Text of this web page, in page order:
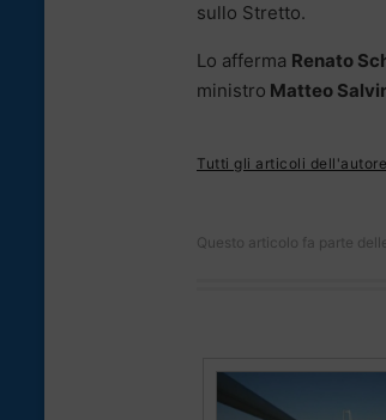
sullo Stretto.
Lo afferma Renato
ministro Matteo
Tutti gli articoli dell'autore
Questo articolo fa parte